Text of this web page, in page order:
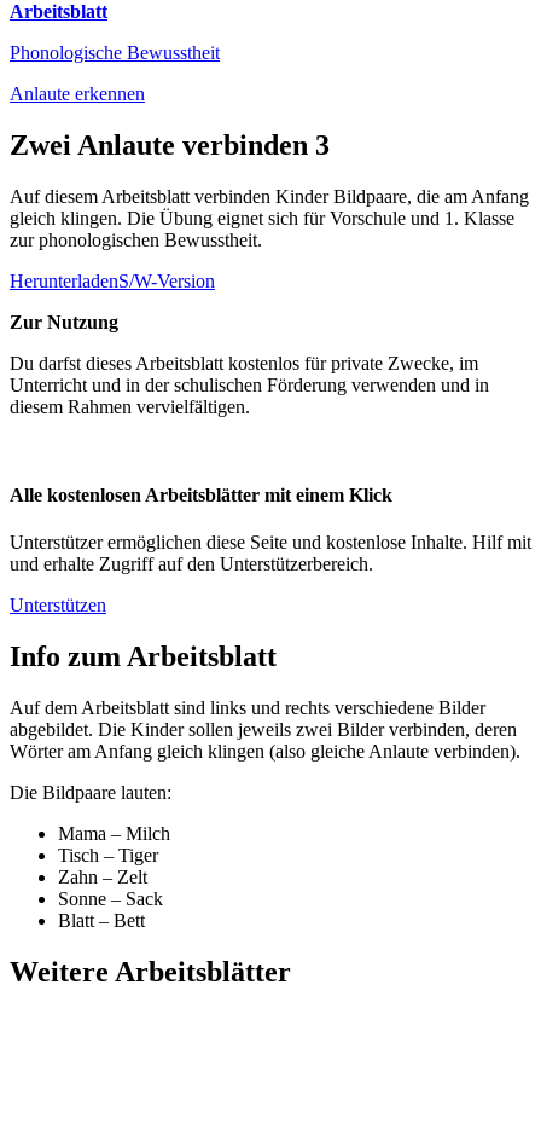
Arbeitsblatt
Phonologische Bewusstheit
Anlaute erkennen
Zwei Anlaute verbinden 3
Auf diesem Arbeitsblatt verbinden Kinder Bildpaare, die am Anfang
gleich klingen. Die Übung eignet sich für Vorschule und 1. Klasse
zur phonologischen Bewusstheit.
HerunterladenS/W-Version
Zur Nutzung
Du darfst dieses Arbeitsblatt kostenlos für private Zwecke, im
Unterricht und in der schulischen Förderung verwenden und in
diesem Rahmen vervielfältigen.
Alle kostenlosen Arbeitsblätter mit einem Klick
Unterstützer ermöglichen diese Seite und kostenlose Inhalte. Hilf mit
und erhalte Zugriff auf den Unterstützerbereich.
Unterstützen
Info zum Arbeitsblatt
Auf dem Arbeitsblatt sind links und rechts verschiedene Bilder
abgebildet. Die Kinder sollen jeweils zwei Bilder verbinden, deren
Wörter am Anfang gleich klingen (also gleiche Anlaute verbinden).
Die Bildpaare lauten:
Mama – Milch
Tisch – Tiger
Zahn – Zelt
Sonne – Sack
Blatt – Bett
Weitere Arbeitsblätter